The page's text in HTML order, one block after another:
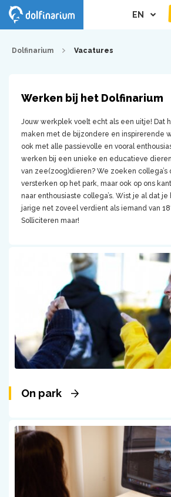
EN
Dolfinarium Vacatures
Werken bij het Dolfinarium
Jouw werkplek voelt echt als een uitje! Dat
maken met de bijzondere en inspirerende
ook met alle passievolle en vooral
werken bij een unieke en educatieve
van zee(zoog)dieren? We zoeken collega’s
versterken op het park, maar ook op ons
naar enthousiaste collega’s. Wist je al dat je
jarige net zoveel verdient als iemand van
Solliciteren maar!
On park